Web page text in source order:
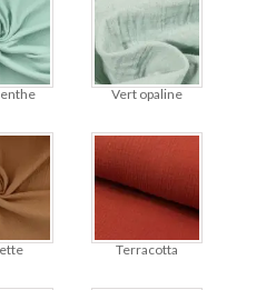
Vert opaline
Terracotta